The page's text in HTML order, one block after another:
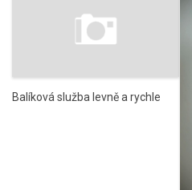
Balíková služba levně a rychle